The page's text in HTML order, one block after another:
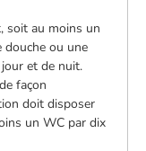
soit au moins un
douche ou une
et de nuit.
façon
doit disposer
un WC par dix